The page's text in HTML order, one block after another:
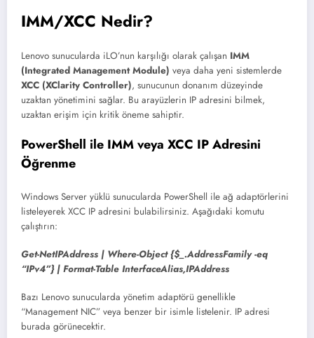
IMM/XCC Nedir?
Lenovo sunucularda iLO’nun karşılığı olarak çalışan IMM
(Integrated Management Module) veya daha yeni sistemlerde
XCC (XClarity Controller), sunucunun donanım düzeyinde
uzaktan yönetimini sağlar. Bu arayüzlerin IP adresini bilmek,
uzaktan erişim için kritik öneme sahiptir.
PowerShell ile IMM veya XCC IP Adresini
Öğrenme
Windows Server yüklü sunucularda PowerShell ile ağ adaptörlerini
listeleyerek XCC IP adresini bulabilirsiniz. Aşağıdaki komutu
çalıştırın:
Get-NetIPAddress | Where-Object {$_.AddressFamily -eq
“IPv4”} | Format-Table InterfaceAlias,IPAddress
Bazı Lenovo sunucularda yönetim adaptörü genellikle
“Management NIC” veya benzer bir isimle listelenir. IP adresi
burada görünecektir.